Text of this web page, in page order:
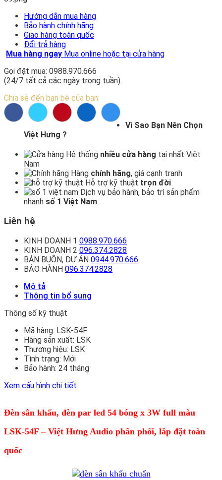
Hướng dẫn mua hàng
Bảo hành chính hãng
Giao hàng toàn quốc
Đổi trả hàng
Mua hàng ngay Mua online hoặc tại cửa hàng
Gọi đặt mua: 0988.970.666
(24/7 tất cả các ngày trong tuần).
Chia sẻ đến bạn bè của bạn:
Vì Sao Bạn Nên Chọn
Việt Hưng ?
Hệ thống nhiều cửa hàng tại nhất Việt
Nam
Hàng chính hãng, giá cạnh tranh
Hỗ trợ kỹ thuật trọn đời
Dịch vụ bảo hành, bảo trì sản phẩm
nhanh số 1 Việt Nam
Liên hệ
KINH DOANH 1 0988.970.666
KINH DOANH 2 096.374.2828
BÁN BUÔN, DỰ ÁN 0944.970.666
BẢO HÀNH 096.374.2828
Mô tả
Thông tin bổ sung
Thông số kỹ thuật
Mã hàng: LSK-54F
Hãng sản xuất: LSK
Thương hiệu: LSK
Tình trạng: Mới
Bảo hành: 24 tháng
Xem cấu hình chi tiết
Đèn sân khấu, đèn par led 54 bóng x 3W full màu
LSK-54F – Việt Hưng Audio phân phối, lắp đặt toàn
quốc